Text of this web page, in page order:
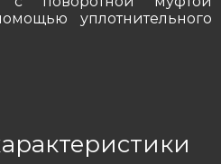
уплотнительного